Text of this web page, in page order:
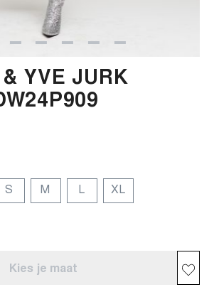
YVE JURK
S M L XL
Kies je maat